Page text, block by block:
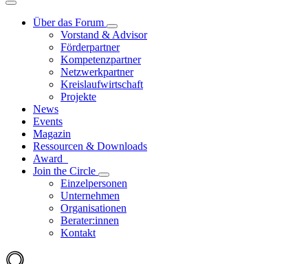
Über das Forum
Vorstand & Advisor
Förderpartner
Kompetenzpartner
Netzwerkpartner
Kreislaufwirtschaft
Projekte
News
Events
Magazin
Ressourcen & Downloads
Award
Join the Circle
Einzelpersonen
Unternehmen
Organisationen
Berater:innen
Kontakt